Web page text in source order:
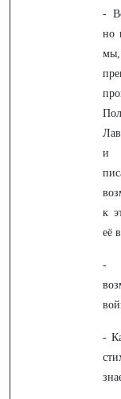
-
но
мы,
и
к
её
-
-